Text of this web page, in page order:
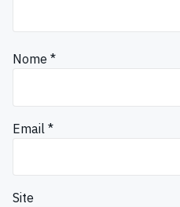
Nome *
Email *
Site